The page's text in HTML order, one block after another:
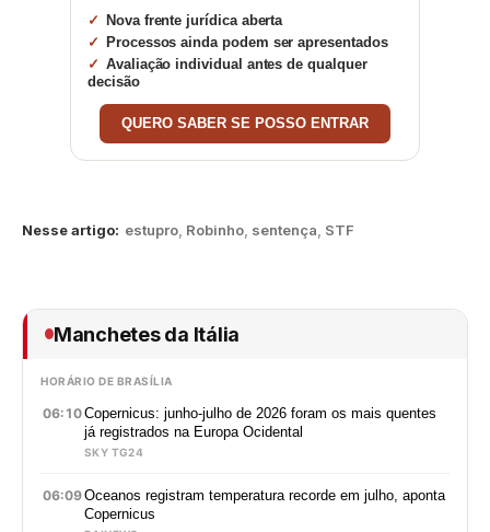
Nova frente jurídica aberta
Processos ainda podem ser apresentados
Avaliação individual antes de qualquer
decisão
QUERO SABER SE POSSO ENTRAR
Nesse artigo: estupro Robinho sentença STF
Manchetes da Itália
HORÁRIO DE BRASÍLIA
06:10Copernicus: junho-julho de 2026 foram os mais quentes
já registrados na Europa Ocidental
SKY TG24
06:09Oceanos registram temperatura recorde em julho, aponta
Copernicus